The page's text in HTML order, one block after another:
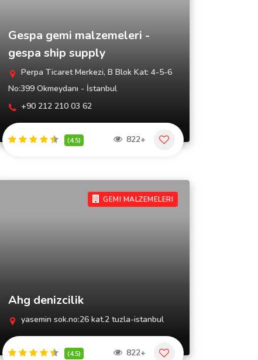
Gespa gemi malzemeleri -
gespa ship supply
Perpa Ticaret Merkezi, B Blok Kat: 4-5-6
No:399 Okmeydanı - İstanbul
+90 212 210 03 62
(4.5) 822+
GEMI MALZEMELERI
Ahg denizcilik
yasemin sok.no:26 kat.2 tuzla-istanbul
(4.5) 822+